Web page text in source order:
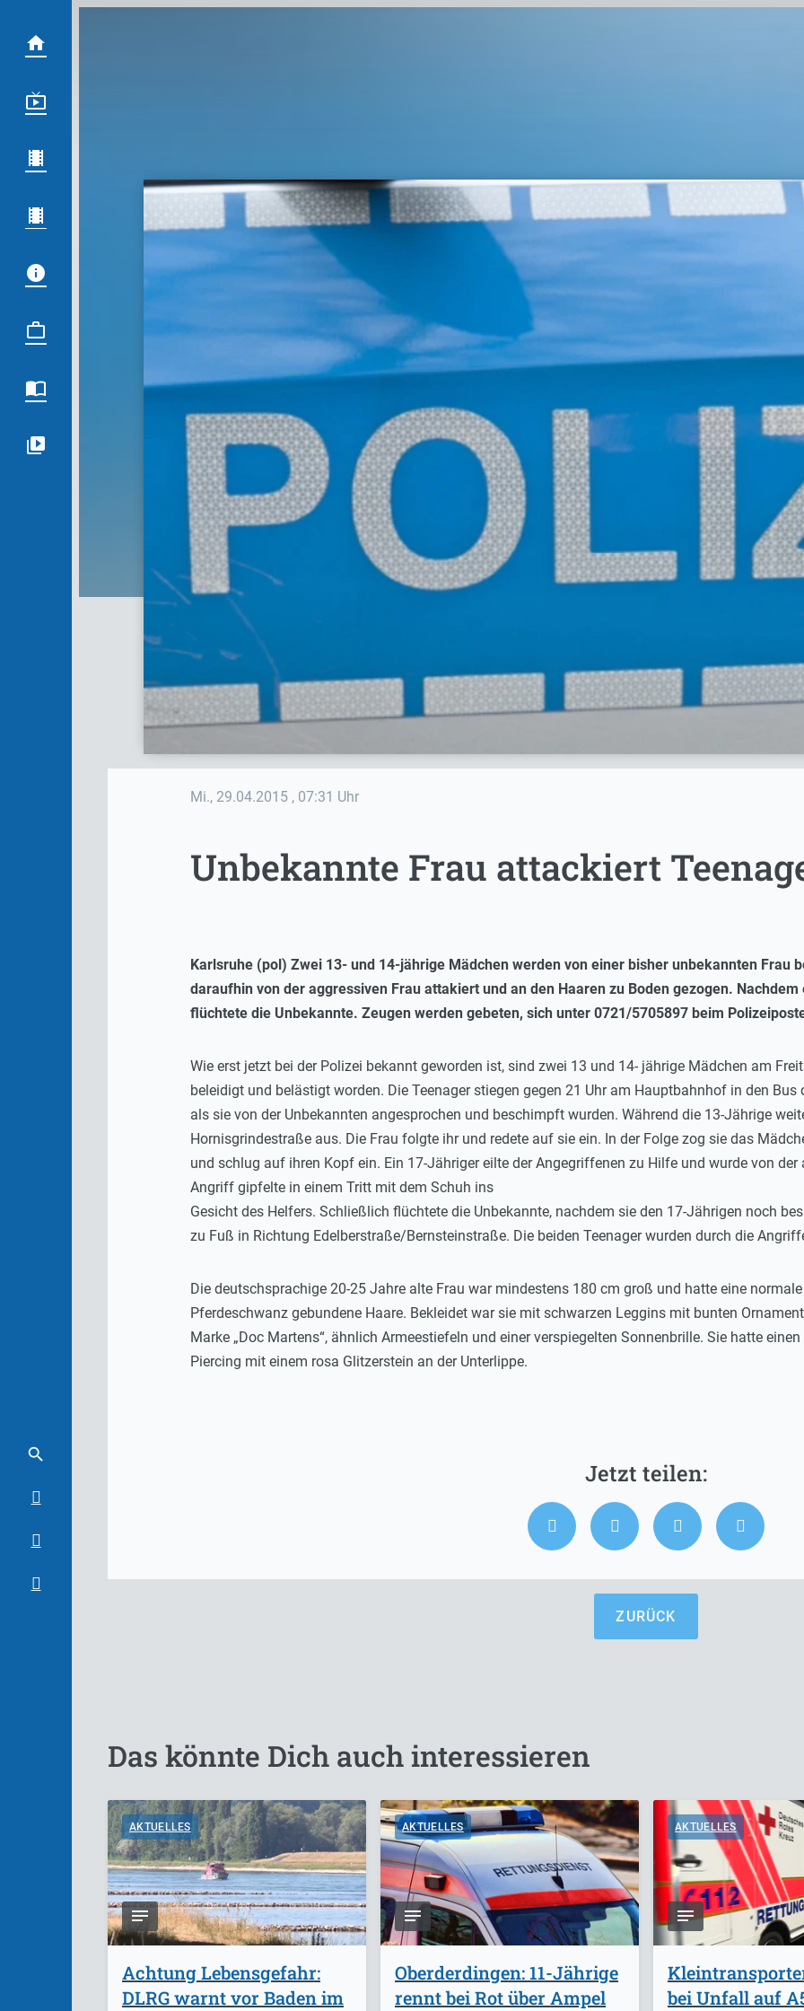
Mi., 29.04.2015 , 07:31 Uhr
Unbekannte Frau attackiert
Karlsruhe (pol) Zwei 13- und 14-jährige Mädchen werden von einer bisher unbekannten Frau
daraufhin von der aggressiven Frau attakiert und an den Haaren zu Boden gezogen.
flüchtete die Unbekannte. Zeugen werden gebeten, sich unter 0721/5705897 beim
Wie erst jetzt bei der Polizei bekannt geworden ist, sind zwei 13 und 14- jährige Mädchen am
beleidigt und belästigt worden. Die Teenager stiegen gegen 21 Uhr am Hauptbahnhof in den
als sie von der Unbekannten angesprochen und beschimpft wurden. Während die 13-Jährige
Hornisgrindestraße aus. Die Frau folgte ihr und redete auf sie ein. In der Folge zog sie das
und schlug auf ihren Kopf ein. Ein 17-Jähriger eilte der Angegriffenen zu Hilfe und wurde von
Angriff gipfelte in einem Tritt mit dem Schuh ins
Gesicht des Helfers. Schließlich flüchtete die Unbekannte, nachdem sie den 17-Jährigen noch
zu Fuß in Richtung Edelberstraße/Bernsteinstraße. Die beiden Teenager wurden durch die
Die deutschsprachige 20-25 Jahre alte Frau war mindestens 180 cm groß und hatte eine
Pferdeschwanz gebundene Haare. Bekleidet war sie mit schwarzen Leggins mit bunten
Marke „Doc Martens“, ähnlich Armeestiefeln und einer verspiegelten Sonnenbrille. Sie hatte
Piercing mit einem rosa Glitzerstein an der Unterlippe.
ZURÜCK
Das könnte Dich auch interessieren
AKTUELLES
Achtung Lebensgefahr:
DLRG warnt vor Baden im
AKTUELLES
Oberderdingen: 11-Jährige
rennt bei Rot über Ampel
AKTUELLES
bei Unfall auf